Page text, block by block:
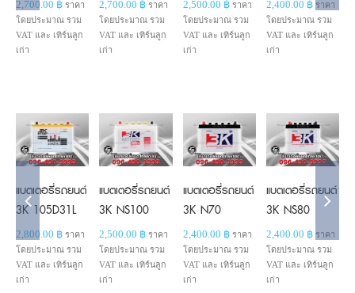
2,700.00 ฿ ราคา
โดยประมาณ รวม
VAT และ เทิร์นลูก
เก่า
2,700.00 ฿ ราคา
โดยประมาณ รวม
VAT และ เทิร์นลูก
เก่า
2,500.00 ฿ ราคา
โดยประมาณ รวม
VAT และ เทิร์นลูก
เก่า
2,400.00 ฿ ราคา
โดยประมาณ รวม
VAT และ เทิร์นลูก
เก่า
แบตเตอรี่รถยนต์
3K 105D31L
2,800.00 ฿ ราคา
โดยประมาณ รวม
VAT และ เทิร์นลูก
เก่า
Add to
cart
Details
แบตเตอรี่รถยนต์
3K NS100
2,500.00 ฿ ราคา
โดยประมาณ รวม
VAT และ เทิร์นลูก
เก่า
Add to
cart
Details
แบตเตอรี่รถยนต์
3K N70
2,400.00 ฿ ราคา
โดยประมาณ รวม
VAT และ เทิร์นลูก
เก่า
Add to
cart
Details
แบตเตอรี่รถยนต์
3K NS80
2,400.00 ฿ ราคา
โดยประมาณ รวม
VAT และ เทิร์นลูก
เก่า
Add to
cart
Details